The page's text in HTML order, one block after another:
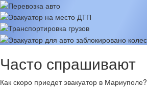
Часто спрашивают
Как скоро приедет эвакуатор в Мариуполе?